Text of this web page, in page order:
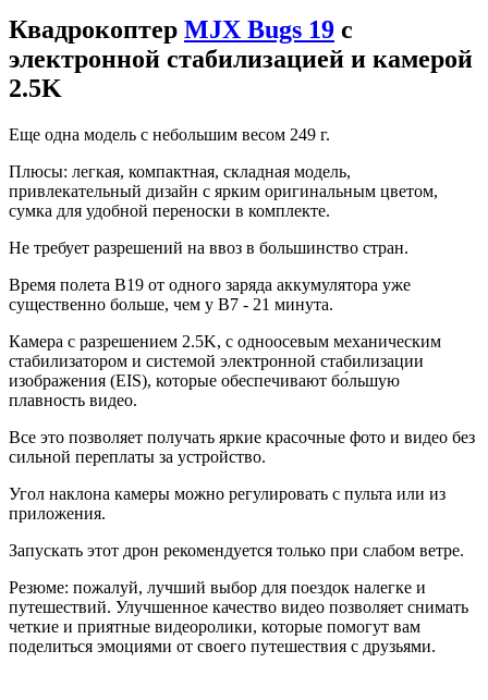
Квадрокоптер MJX Bugs 19 с
электронной стабилизацией и камерой
2.5K
Еще одна модель с небольшим весом 249 г.
Плюсы: легкая, компактная, складная модель,
привлекательный дизайн с ярким оригинальным цветом,
сумка для удобной переноски в комплекте.
Не требует разрешений на ввоз в большинство стран.
Время полета B19 от одного заряда аккумулятора уже
существенно больше, чем у B7 - 21 минута.
Камера с разрешением 2.5K, с одноосевым механическим
стабилизатором и системой электронной стабилизации
изображения (EIS), которые обеспечивают бо́льшую
плавность видео.
Все это позволяет получать яркие красочные фото и видео без
сильной переплаты за устройство.
Угол наклона камеры можно регулировать с пульта или из
приложения.
Запускать этот дрон рекомендуется только при слабом ветре.
Резюме: пожалуй, лучший выбор для поездок налегке и
путешествий. Улучшенное качество видео позволяет снимать
четкие и приятные видеоролики, которые помогут вам
поделиться эмоциями от своего путешествия с друзьями.